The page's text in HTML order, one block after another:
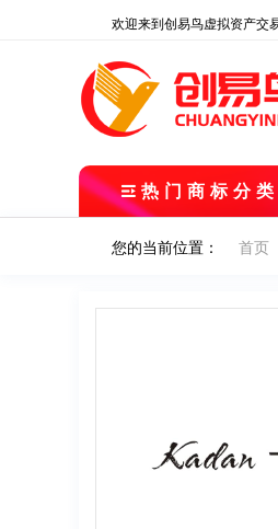
欢迎来到创易鸟虚拟资产交
热门商标分类
您的当前位置： 首页